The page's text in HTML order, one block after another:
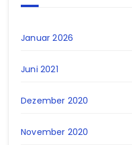
Januar 2026
Juni 2021
Dezember 2020
November 2020